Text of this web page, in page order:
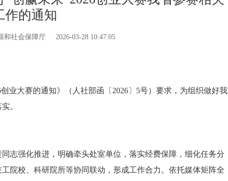
作的通知
和社会保障厅 2026-03-28 10:47:05
业大赛的通知》（人社部函〔2026〕5号）要求，为组织做好我
。
志强化推进，明确牵头处室单位，落实经费保障，细化任务分
院校、科研院所等协同联动，形成工作合力。依托媒体矩阵全